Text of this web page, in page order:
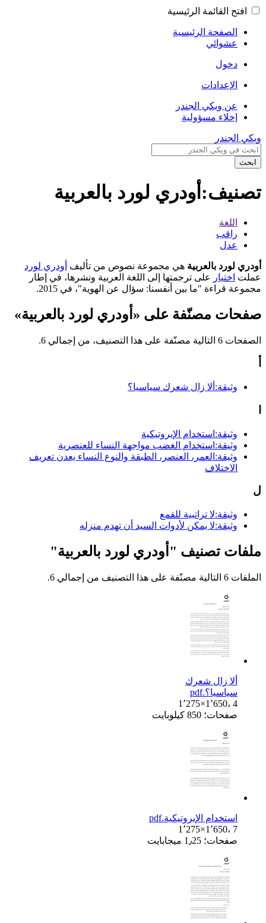
افتح القائمة الرئيسية
الصفحة الرئيسية
عشوائي
دخول
الإعدادات
عن ويكي الجندر
إخلاء مسؤولية
ويكي الجندر
ابحث
تصنيف:أودري لورد بالعربية
اللغة
راقب
عدل
أودري لورد بالعربية هي مجموعة نصوص من تأليف أودري لورد
عملت اختيار
على ترجمتها إلى اللغة العربية ونشرها، في إطار
مجموعة قراءة "ما بين أنفسنا: سؤال عن الهوية"، في 2015.
صفحات مصنّفة على «أودري لورد بالعربية»
الصفحات 6 التالية مصنّفة على هذا التصنيف، من إجمالي 6.
وثيقة:ألا زال شعرك سياسيا؟
وثيقة:استخدام الإيروتيكية
وثيقة:استخدام الغضب مواجهة النساء للعنصرية
وثيقة:العمر، العنصر، الطبقة والنوع النساء يعدن تعريف
الاختلاف
ل
وثيقة:لا تراتبية للقمع
وثيقة:لا يمكن لأدوات السيد أن تهدم منزله
ملفات تصنيف "أودري لورد بالعربية"
الملفات 6 التالية مصنّفة على هذا التصنيف من إجمالي 6.
ألا زال شعرك
سياسيا؟.pdf
1٬275×1٬650، 4
صفحات؛ 850 كيلوبايت
استخدام الإيروتيكية.pdf
1٬275×1٬650، 7
صفحات؛ 1٫25 ميجابايت